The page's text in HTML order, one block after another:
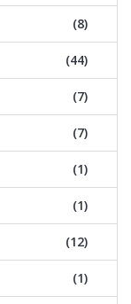
(8)
(44)
(7)
(7)
(1)
(1)
(12)
(1)